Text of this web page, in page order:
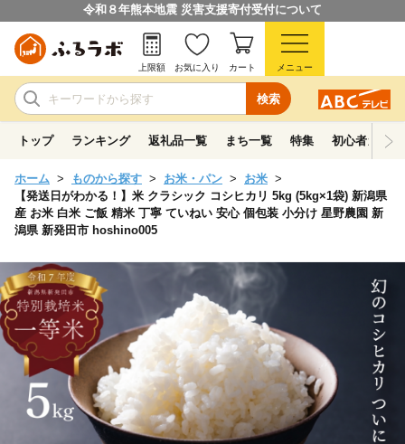
令和８年熊本地震 災害支援寄付受付について
検索
上限額 お気に入り カート メニュー
トップ ランキング 返礼品一覧 まち一覧 特集 初心者ガイド
ホーム ものから探す お米・パン
お米
【発送日がわかる！】米 クラシック コシヒカリ 5kg (5kg×1袋) 新潟県
産 お米 白米 ご飯 精米 丁寧 ていねい 安心 個包装 小分け 星野農園 新
潟県 新発田市 hoshino005